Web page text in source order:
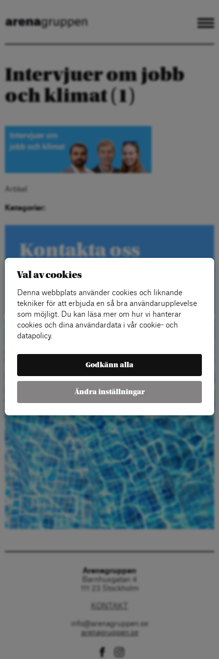
Intervjuer om jobb
och klimat (1)
Artikel
Kategorier:
Kontakta oss
Kontakt
Beställ gratis
material
Beställ här
Arenagruppen
Barnhusgatan 4
111 23 Stockholm
KONTAKT
info@arenagruppen.se
arenagruppen.se
Val av cookies
Denna webbplats använder cookies och liknande
tekniker för att erbjuda en så bra användarupplevelse
som möjligt. Du kan läsa mer om hur vi hanterar
cookies och dina användardata i vår cookie- och
datapolicy.
Godkänn alla
Ändra inställningar